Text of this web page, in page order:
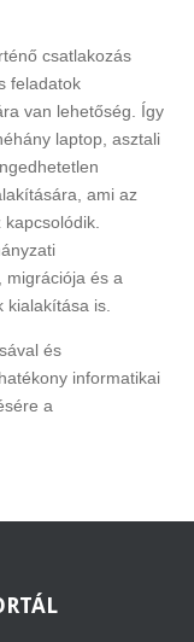
csatlakozás
feladatok
van lehetőség. Így
laptop, asztali
ami az
migrációja és a
kialakítása is.
és
informatikai
a